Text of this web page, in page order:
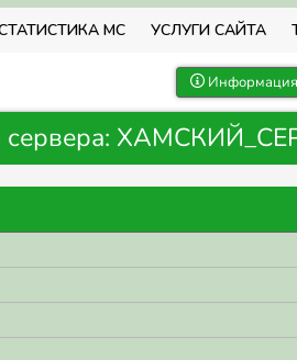
МС УСЛУГИ САЙТА
сервера: